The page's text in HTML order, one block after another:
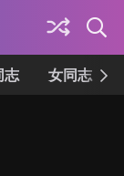
志 女同志